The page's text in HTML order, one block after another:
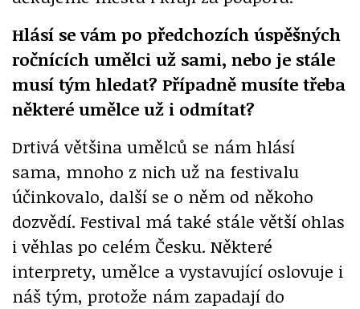
Hlásí se vám po předchozích úspěšných
ročnících umělci už sami, nebo je stále
musí tým hledat? Případně musíte třeba
některé umělce už i odmítat?
Drtivá většina umělců se nám hlásí
sama, mnoho z nich už na festivalu
účinkovalo, další se o něm od někoho
dozvědí. Festival má také stále větší ohlas
i věhlas po celém Česku. Některé
interprety, umělce a vystavující oslovuje i
náš tým, protože nám zapadají do